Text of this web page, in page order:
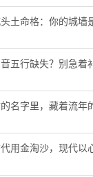
土命格：你的城墙
音五行缺失？别急
的名字里，藏着流
代用金淘沙，现代